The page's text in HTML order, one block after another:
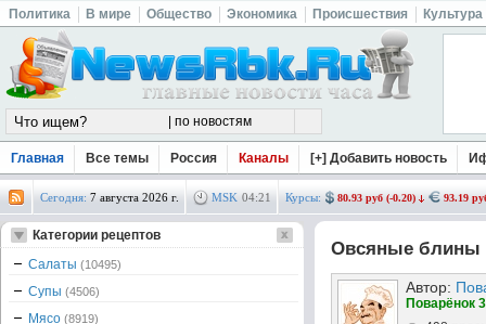
Политика В мире Общество Экономика Происшествия Культура
Главная Все темы Россия Каналы [+] Добавить новость
Сегодня: 7 августа 2026 г. MSK 04:21 Курсы: 80.93 руб (-0.20) 93.19
Овсяные блины
Автор:
Поварёнок
Категории рецептов
Салаты (10495)
Супы (4506)
Мясо (8919)